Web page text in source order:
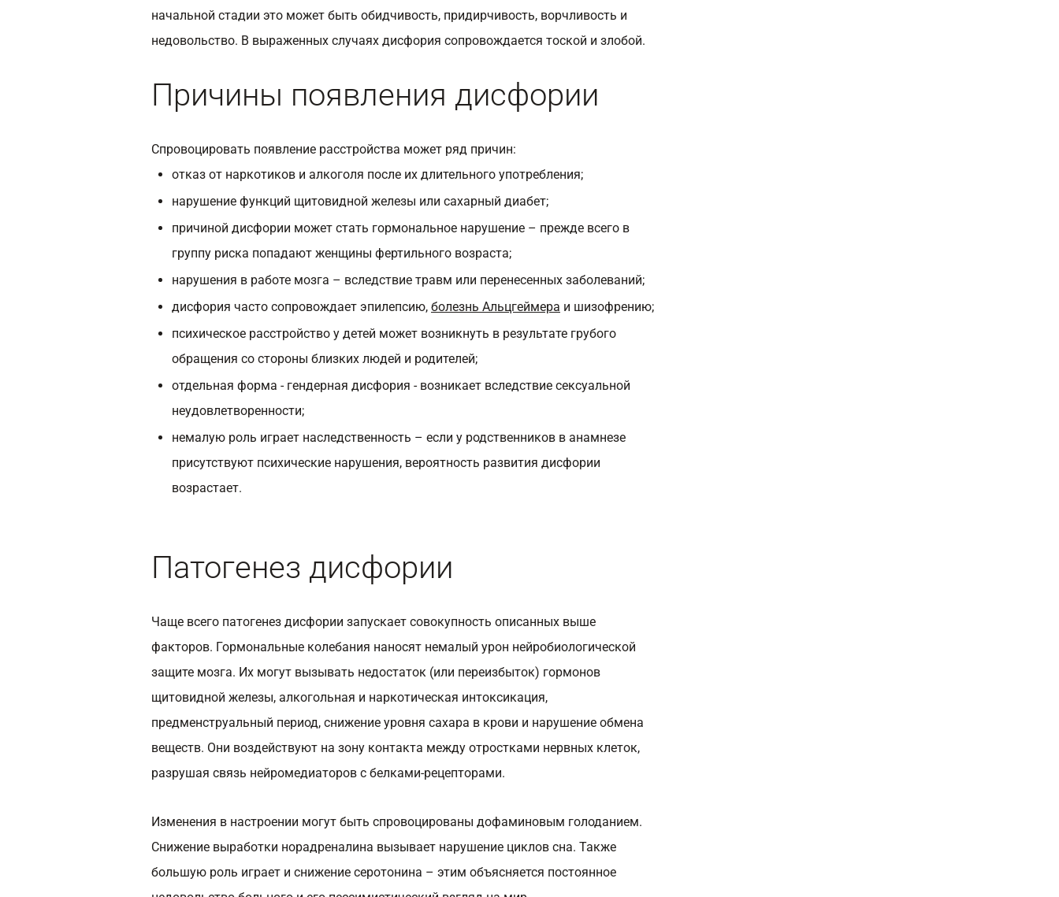
начальной стадии это может быть обидчивость, придирчивость, ворчливость и
недовольство. В выраженных случаях дисфория сопровождается тоской и злобой.
Причины появления дисфории
Спровоцировать появление расстройства может ряд причин:
отказ от наркотиков и алкоголя после их длительного употребления;
нарушение функций щитовидной железы или сахарный диабет;
причиной дисфории может стать гормональное нарушение – прежде всего в
группу риска попадают женщины фертильного возраста;
нарушения в работе мозга – вследствие травм или перенесенных заболеваний;
дисфория часто сопровождает эпилепсию, болезнь Альцгеймера и шизофрению;
психическое расстройство у детей может возникнуть в результате грубого
обращения со стороны близких людей и родителей;
отдельная форма - гендерная дисфория - возникает вследствие сексуальной
неудовлетворенности;
немалую роль играет наследственность – если у родственников в анамнезе
присутствуют психические нарушения, вероятность развития дисфории
возрастает.
Патогенез дисфории
Чаще всего патогенез дисфории запускает совокупность описанных выше
факторов. Гормональные колебания наносят немалый урон нейробиологической
защите мозга. Их могут вызывать недостаток (или переизбыток) гормонов
щитовидной железы, алкогольная и наркотическая интоксикация,
предменструальный период, снижение уровня сахара в крови и нарушение обмена
веществ. Они воздействуют на зону контакта между отростками нервных клеток,
разрушая связь нейромедиаторов с белками-рецепторами.
Изменения в настроении могут быть спровоцированы дофаминовым голоданием.
Снижение выработки норадреналина вызывает нарушение циклов сна. Также
большую роль играет и снижение серотонина – этим объясняется постоянное